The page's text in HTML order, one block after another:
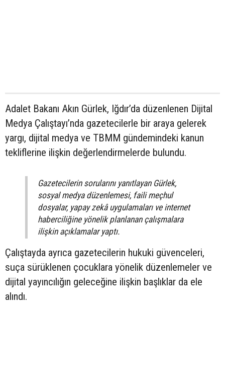
Adalet Bakanı Akın Gürlek, Iğdır’da düzenlenen Dijital
Medya Çalıştayı’nda gazetecilerle bir araya gelerek
yargı, dijital medya ve TBMM gündemindeki kanun
tekliflerine ilişkin değerlendirmelerde bulundu.
Gazetecilerin sorularını yanıtlayan Gürlek,
sosyal medya düzenlemesi, faili meçhul
dosyalar, yapay zekâ uygulamaları ve internet
haberciliğine yönelik planlanan çalışmalara
ilişkin açıklamalar yaptı.
Çalıştayda ayrıca gazetecilerin hukuki güvenceleri,
suça sürüklenen çocuklara yönelik düzenlemeler ve
dijital yayıncılığın geleceğine ilişkin başlıklar da ele
alındı.